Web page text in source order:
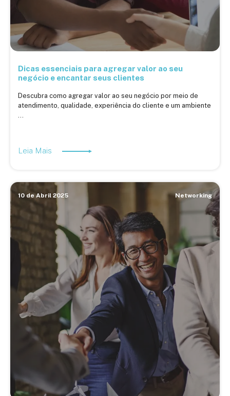
Dicas essenciais para agregar valor ao seu
negócio e encantar seus clientes
Descubra como agregar valor ao seu negócio por meio de
atendimento, qualidade, experiência do cliente e um ambiente
...
Leia Mais
10 de Abril 2025 Networking